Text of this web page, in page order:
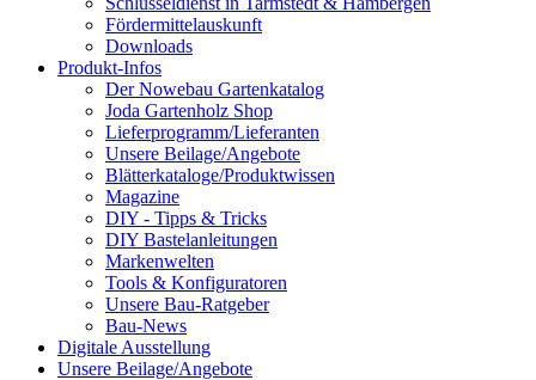
Fördermittelauskunft
Downloads
Produkt-Infos
Der Nowebau Gartenkatalog
Joda Gartenholz Shop
Lieferprogramm/Lieferanten
Unsere Beilage/Angebote
Blätterkataloge/Produktwissen
Magazine
DIY - Tipps & Tricks
DIY Bastelanleitungen
Markenwelten
Tools & Konfiguratoren
Unsere Bau-Ratgeber
Bau-News
Digitale Ausstellung
Unsere Beilage/Angebote